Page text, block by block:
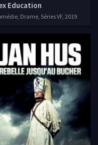
Education
Drame, Séries VF, 2019